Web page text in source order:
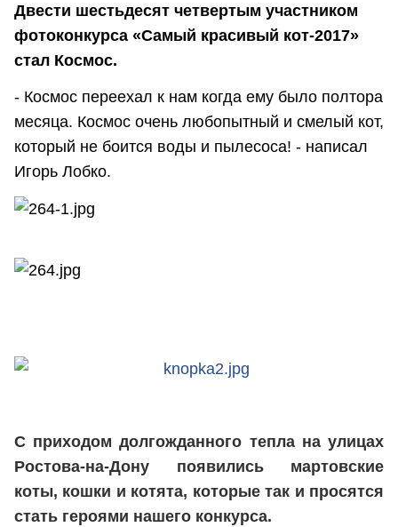
Двести шестьдесят четвертым участником
фотоконкурса «Самый красивый кот-2017»
стал Космос.
- Космос переехал к нам когда ему было полтора
месяца. Космос очень любопытный и смелый кот,
который не боится воды и пылесоса! - написал
Игорь Лобко.
С приходом долгожданного тепла на улицах
Ростова-на-Дону появились мартовские
коты, кошки и котята, которые так и просятся
стать героями нашего конкурса.